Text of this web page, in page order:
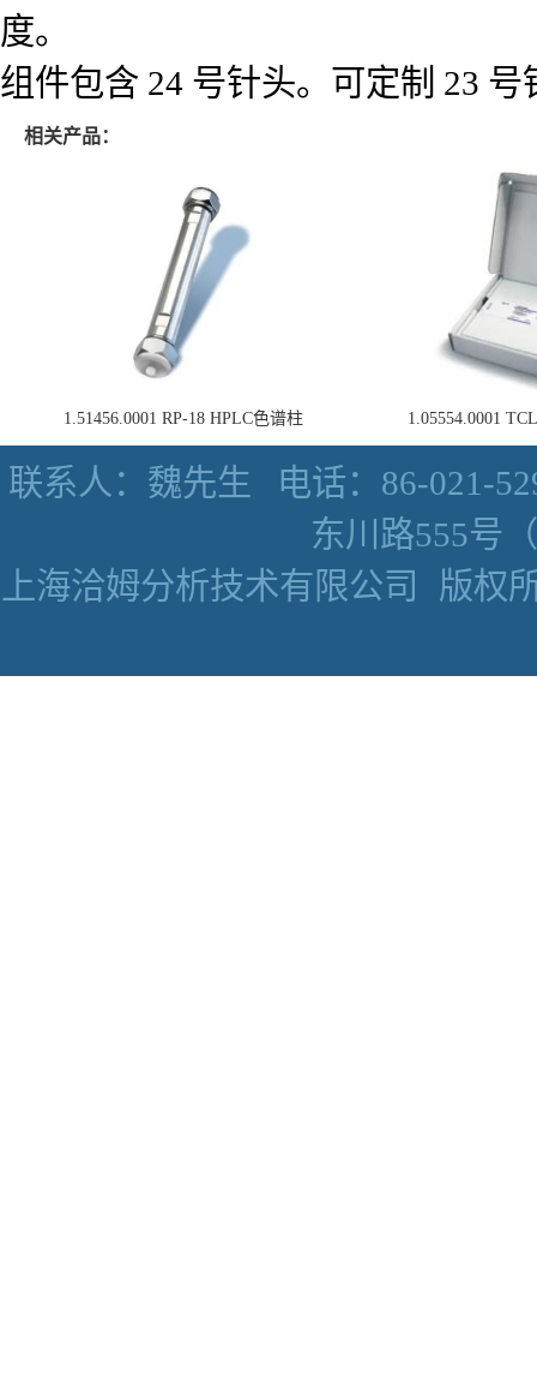
度。
组件包含 24 号针头。可定制 23
相关产品：
1.51456.0001 RP-18 HPLC色谱柱 1.05554.0001
联系人：魏先生
电话：86-021-
东川路555号
上海洽姆分析技术有限公司
版权